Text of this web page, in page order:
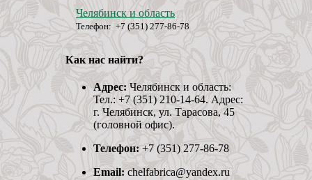
Челябинск и область
Телефон: +7 (351) 277-86-78
Как нас найти?
Адрес: Челябинск и область:
Тел.: +7 (351) 210-14-64. Адрес:
г. Челябинск, ул. Тарасова, 45
(головной офис).
Телефон:+7 (351) 277-86-78
Email:chelfabrica@yandex.ru